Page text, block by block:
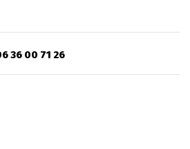
36 00 71 26